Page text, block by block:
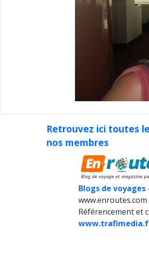
Retrouvez ici toutes
nos membres
Blogs de voyages
www.enroutes.com
Référencement et